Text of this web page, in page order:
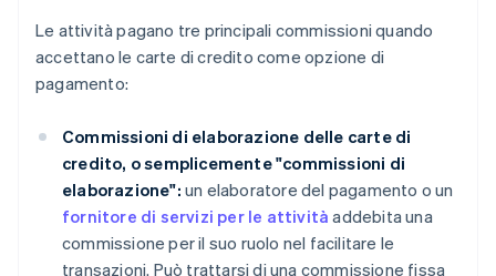
Le attività pagano tre principali commissioni quando
accettano le carte di credito come opzione di
pagamento:
Commissioni di elaborazione delle carte di
credito, o semplicemente "commissioni di
elaborazione": un elaboratore del pagamento o un
fornitore di servizi per le attività addebita una
commissione per il suo ruolo nel facilitare le
transazioni. Può trattarsi di una commissione fissa